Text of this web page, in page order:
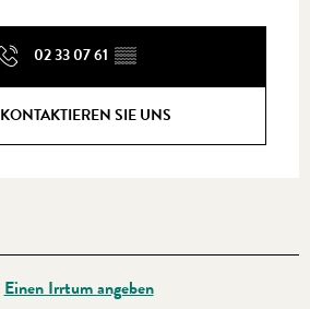
02 33 07 61 ▒▒
KONTAKTIEREN SIE UNS
Einen Irrtum angeben